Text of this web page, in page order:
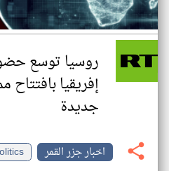
روسيا توسع
جديدة
اخبار جزر القمر